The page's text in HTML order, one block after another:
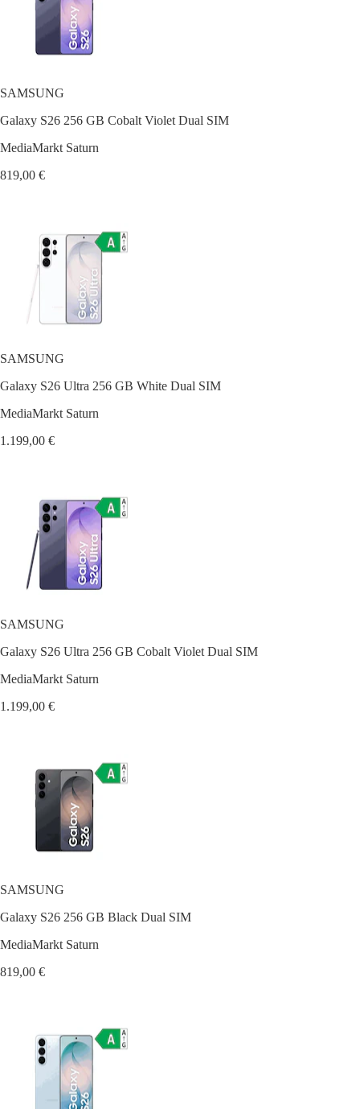
SAMSUNG
Galaxy S26 256 GB Cobalt Violet Dual SIM
MediaMarkt Saturn
819,00 €
SAMSUNG
Galaxy S26 Ultra 256 GB White Dual SIM
MediaMarkt Saturn
1.199,00 €
SAMSUNG
Galaxy S26 Ultra 256 GB Cobalt Violet Dual SIM
MediaMarkt Saturn
1.199,00 €
SAMSUNG
Galaxy S26 256 GB Black Dual SIM
MediaMarkt Saturn
819,00 €